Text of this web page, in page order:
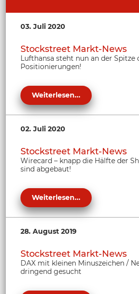
03. Juli 2020
Stockstreet Markt-News
Lufthansa steht nun an der Spitze
Positionierungen!
Weiterlesen...
02. Juli 2020
Stockstreet Markt-News
Wirecard – knapp die Hälfte der
sind abgebaut!
Weiterlesen...
28. August 2019
Stockstreet Markt-News
DAX mit kleinen Minuszeichen /
dringend gesucht